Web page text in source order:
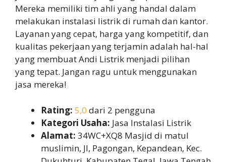
Mereka memiliki tim ahli yang handal dalam
melakukan instalasi listrik di rumah dan kantor.
Layanan yang cepat, harga yang kompetitif, dan
kualitas pekerjaan yang terjamin adalah hal-hal
yang membuat Andi Listrik menjadi pilihan
yang tepat. Jangan ragu untuk menggunakan
jasa mereka!
Rating: 5,0 dari 2 pengguna
Kategori Usaha: Jasa Instalasi Listrik
Alamat: 34WC+XQ8 Masjid di matul
muslimin, Jl, Pagongan, Kepandean, Kec.